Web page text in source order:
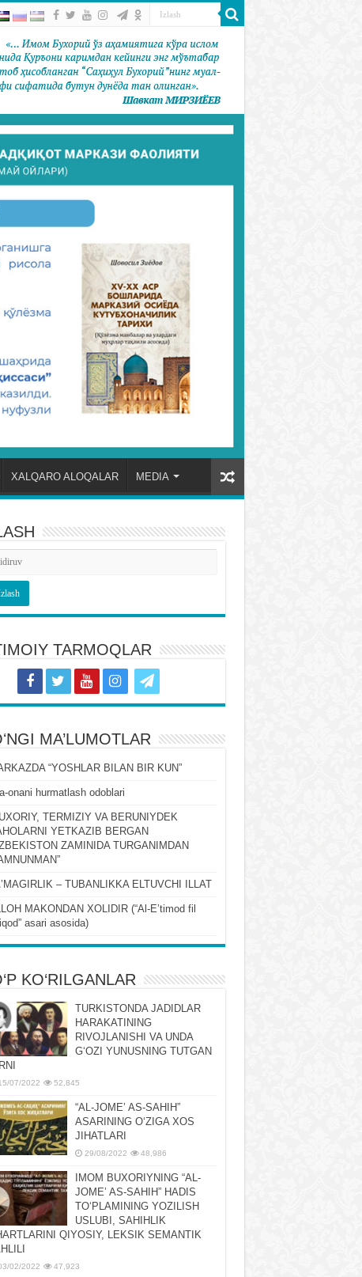
XALQARO ALOQALAR MEDIA
TARMOQLAR
MA’LUMOTLAR
“YOSHLAR BILAN BIR KUN”
onani hurmatlash odoblari
TERMIZIY VA BERUNIYDEK
YETKAZIB BERGAN
ZAMINIDA TURGANIMDAN
– TUBANLIKKA ELTUVCHI ILLAT
MAKONDAN XOLIDIR (“Al-Eʼtimod fil
asari asosida)
KO‘RILGANLAR
TURKISTONDA JADIDLAR
HARAKATINING
RIVOJLANISHI VA UNDA
GʻOZI YUNUSNING TUTGAN
07/2022 52,845
“AL-JOMEʼ AS-SAHIH”
ASARINING OʻZIGA XOS
JIHATLARI
29/08/2022 48,986
IMOM BUXORIYNING “AL-
JOMEʼ AS-SAHIH” HADIS
TOʻPLAMINING YOZILISH
USLUBI, SAHIHLIK
QIYOSIY, LЕKSIK SЕMANTIK
02/2022 47,923